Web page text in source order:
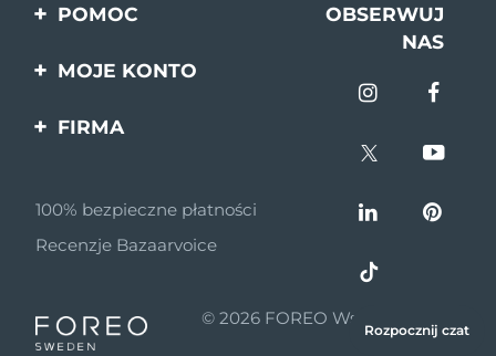
POMOC
Kontakt
OBSERWUJ
NAS
MOJE KONTO
FIRMA
Program partnerski
Wiadomości
MYSA
100% bezpieczne płatności
Recenzje Bazaarvoice
© 2026 FOREO Wszelkie prawa
zastrzeżone
Rozpocznij czat